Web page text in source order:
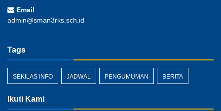
Email
admin@sman3rks.sch.id
Tags
SEKILAS INFO JADWAL PENGUMUMAN BERITA
Ikuti Kami